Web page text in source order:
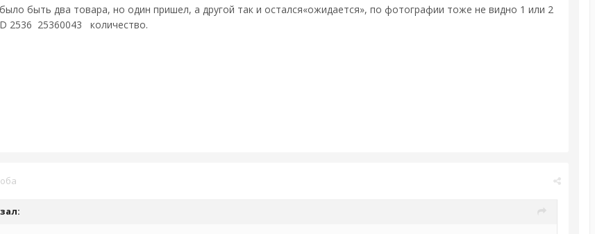
быть два товара, но один пришел, а другой так и остался«ожидается», по фотографии тоже не видно 1 или 2
2536 25360043 количество.